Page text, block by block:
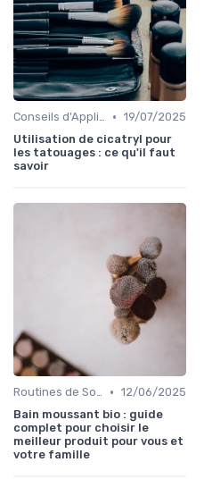
Conseils d'Application • 19/07/2025
Utilisation de cicatryl pour
les tatouages : ce qu'il faut
savoir
Routines de Soins Bio • 12/06/2025
Bain moussant bio : guide
complet pour choisir le
meilleur produit pour vous et
votre famille